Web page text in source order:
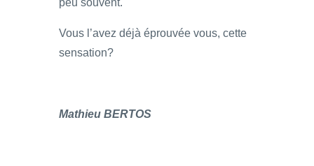
peu souvent.
Vous l’avez déjà éprouvée vous, cette
sensation?
Mathieu BERTOS